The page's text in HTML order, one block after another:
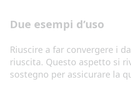
Due esempi d’uso
Riuscire a far convergere i
riuscita. Questo aspetto si
sostegno per assicurare la